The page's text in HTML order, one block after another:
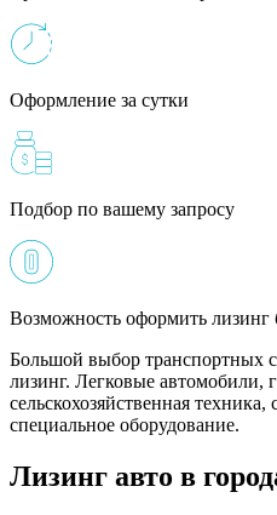
Оформление за сутки
Подбор по вашему запросу
Возможность оформить лизинг
Большой выбор транспортных
лизинг. Легковые автомобили,
сельскохозяйственная техника,
специальное оборудование.
Лизинг авто в